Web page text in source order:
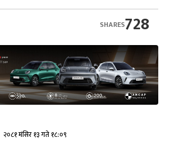
728
SHARES
२०८१ मंसिर १३ गते १८:०९